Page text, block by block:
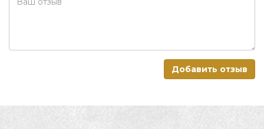
Добавить отзыв